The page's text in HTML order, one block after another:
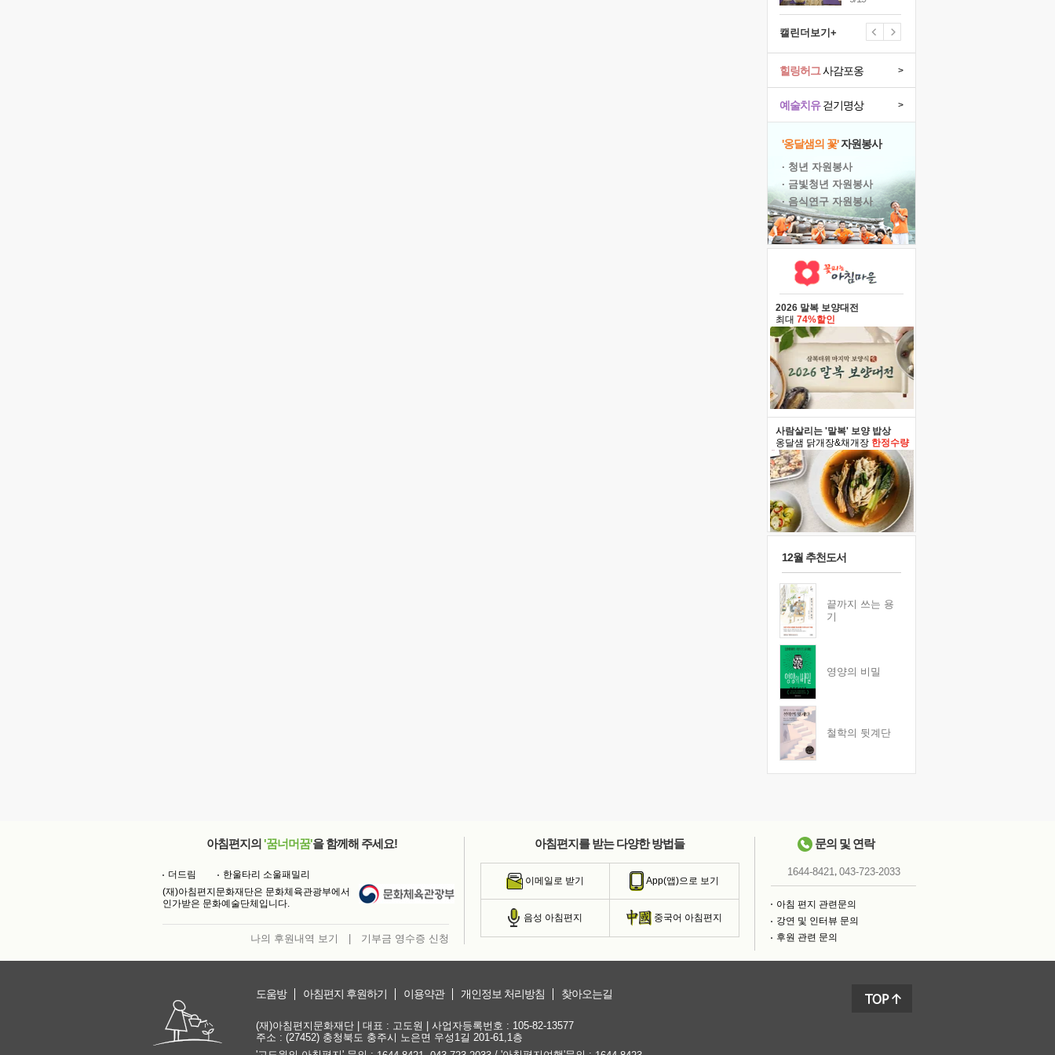
캘린더보기+
예술치유걷기명상 >
힐링허그사감포옹 >
'옹달샘의 꽃'자원봉사
· 청년 자원봉사
· 금빛청년 자원봉사
· 음식연구 자원봉사
2026 말복 보양대전
최대 74%할인
사람살리는 '말복' 보양 밥상
옹달샘 닭개장&채개장 한정수량
12월 추천도서
끝까지 쓰는 용
기
영양의 비밀
철학의 뒷계단
아침편지의 '꿈너머꿈'을 함께해 주세요!
더드림
한울타리 소울패밀리
(재)아침편지문화재단은 문화체육관광부에서
인가받은 문화예술단체입니다.
나의 후원내역 보기 기부금 영수증 신청
아침편지를 받는 다양한 방법들
이메일로 받기 App(앱)으로 보기
음성 아침편지 중국어 아침편지
문의 및 연락
1644-8421, 043-723-2033
아침 편지 관련문의
강연 및 인터뷰 문의
후원 관련 문의
도움방 아침편지 후원하기 이용약관 개인정보 처리방침 찾아오는길
(재)아침편지문화재단 | 대표 : 고도원 | 사업자등록번호 : 105-82-13577
주소 : (27452) 충청북도 충주시 노은면 우성1길 201-61,1층